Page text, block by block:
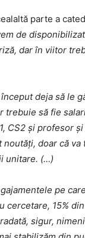
parte a
de
dar în viitor
deja să le
să fie
CS2 și profesor
doar că
unitare. (…)
pe
cercetare, 15%
sigur,